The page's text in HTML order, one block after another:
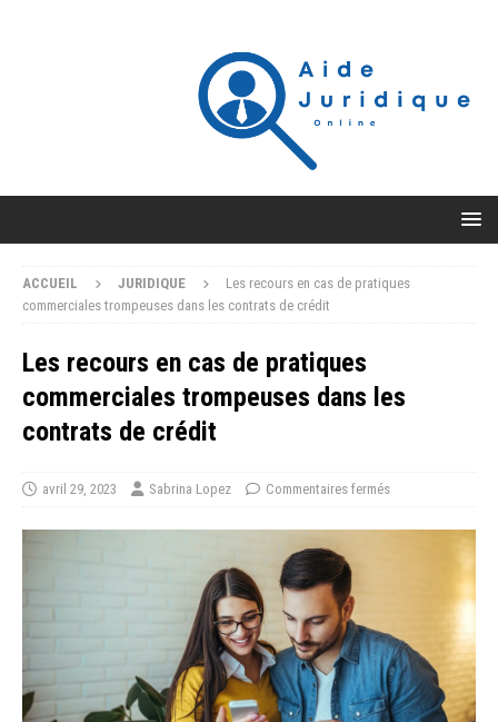
ACCUEIL JURIDIQUE
Les recours en cas de pratiques
commerciales trompeuses dans les contrats de crédit
Les recours en cas de pratiques
commerciales trompeuses dans les
contrats de crédit
avril 29, 2023 Sabrina Lopez Commentaires fermés